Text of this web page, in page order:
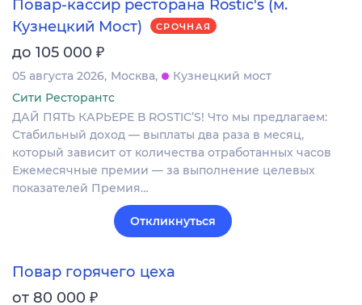
Повар-кассир ресторана Rostic's (м.
Кузнецкий Мост)
СРОЧНАЯ
до 105 000 ₽
05 августа 2026 Москва
Кузнецкий мост
Сити Ресторантс
ДАЙ ПЯТЬ КАРЬЕРЕ В ROSTIC’S! Что мы предлагаем:
Стабильный доход — выплаты два раза в месяц,
который зависит от количества отработанных часов
Ежемесячные премии — за выполнение целевых
показателей Премия…
Откликнуться
Повар горячего цеха
от 80 000 ₽